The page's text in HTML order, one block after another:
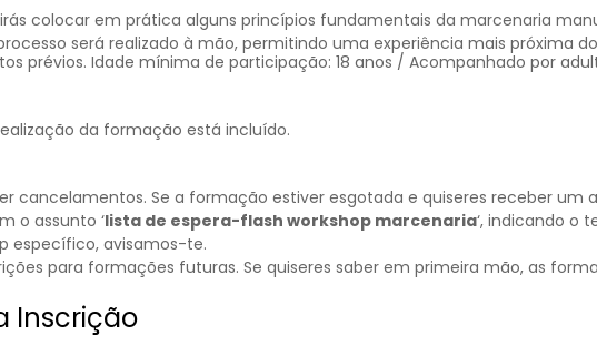
colocar em prática alguns princípios fundamentais da marcenaria
será realizado à mão, permitindo uma experiência mais próxima
prévios. Idade mínima de participação: 18 anos / Acompanhado por
da formação está incluído.
cancelamentos. Se a formação estiver esgotada e quiseres receber um
o assunto ‘lista de espera-flash workshop marcenaria‘, indicando o
específico, avisamos-te.
para formações futuras. Se quiseres saber em primeira mão, as
Inscrição